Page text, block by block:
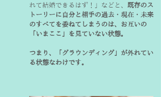
れて結婚できるはず！」などと、 既存のス
トーリーに自分と相手の過去・現在・未来
のすべてを委ねてしまうのは、お互いの
「いまここ」を見ていない状態。
つまり、「グラウンディング」が外れてい
る状態なわけです。